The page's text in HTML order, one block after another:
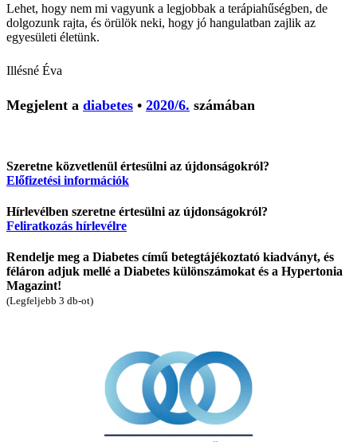
Lehet, hogy nem mi vagyunk a legjobbak a terápiahűségben, de
dolgozunk rajta, és örülök neki, hogy jó hangulatban zajlik az
egyesületi életünk.
Illésné Éva
Megjelent a diabetes • 2020/6. számában
Szeretne közvetlenül értesülni az újdonságokról?
Előfizetési információk
Hírlevélben szeretne értesülni az újdonságokról?
Feliratkozás hírlevélre
Rendelje meg a Diabetes című betegtájékoztató kiadványt, és
féláron adjuk mellé a Diabetes különszámokat és a Hypertonia
Magazint!
(Legfeljebb 3 db-ot)